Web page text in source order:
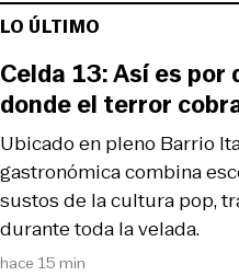
LO ÚLTIMO
hace 15 min
Ubicado en pleno Barrio
gastronómica combina
sustos de la cultura pop,
durante toda la velada.
Celda 13: Así es
donde el terror